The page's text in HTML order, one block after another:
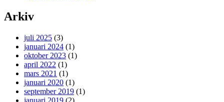
Arkiv
juli 2025 (3)
januari 2024 (1)
oktober 2023 (1)
april 2022 (1)
mars 2021 (1)
januari 2020 (1)
september 2019 (1)
januari 2019 (2)